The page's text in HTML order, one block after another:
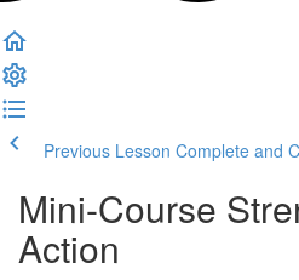
Previous Lesson Complete and
Mini-Course
Action